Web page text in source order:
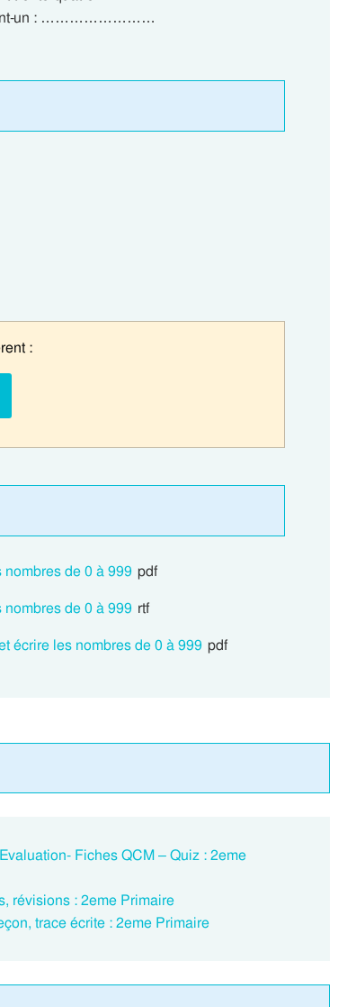
un : ……………………
:
de 0 à 999 pdf
de 0 à 999 rtf
écrire les nombres de 0 à 999 pdf
Fiches QCM – Quiz : 2eme
révisions : 2eme Primaire
trace écrite : 2eme Primaire